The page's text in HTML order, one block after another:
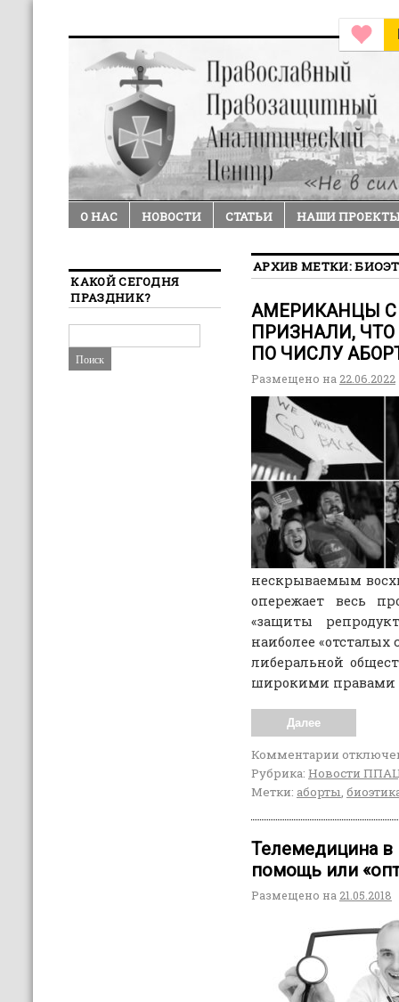
О НАС НОВОСТИ СТАТЬИ НАШИ
АРХИВ МЕТКИ:
АМЕРИКАНЦЫ
ПРИЗНАЛИ,
ПО ЧИСЛУ
Размещено на 22.06.2022
нескрываемым
опережает весь
«защиты
наиболее
либеральной
широкими правами
Далее
Комментарии
Рубрика: Новости
Метки: аборты,
Телемедицина в
помощь или
Размещено на 21.05.2018
КАКОЙ СЕГОДНЯ
ПРАЗДНИК?